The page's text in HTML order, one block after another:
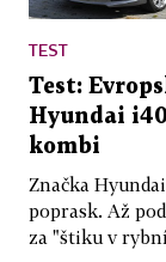
TEST
Test:
Hyundai
kombi
Značka
poprask. Až
za "štiku v